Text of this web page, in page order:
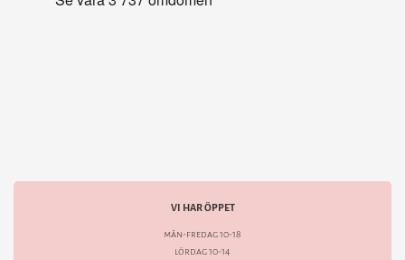
VI HAR ÖPPET
mån-fredag 10-18
lördag 10-14